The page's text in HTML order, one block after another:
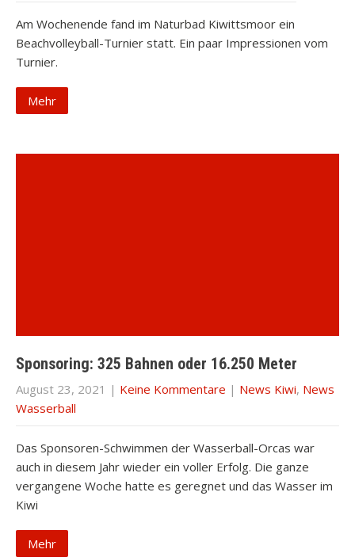
Am Wochenende fand im Naturbad Kiwittsmoor ein
Beachvolleyball-Turnier statt. Ein paar Impressionen vom
Turnier.
Mehr
Sponsoring: 325 Bahnen oder 16.250 Meter
August 23, 2021 | Keine Kommentare | News Kiwi, News
Wasserball
Das Sponsoren-Schwimmen der Wasserball-Orcas war
auch in diesem Jahr wieder ein voller Erfolg. Die ganze
vergangene Woche hatte es geregnet und das Wasser im
Kiwi
Mehr